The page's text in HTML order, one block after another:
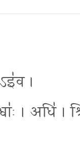
।
। अधि॑ ।